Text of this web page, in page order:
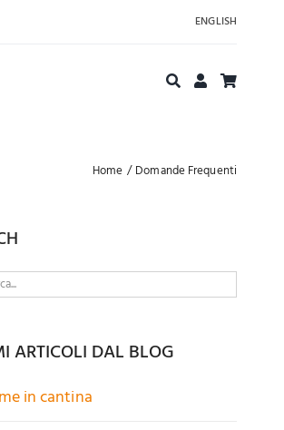
ENGLISH
Home Domande Frequenti
ARTICOLI DAL BLOG
in cantina